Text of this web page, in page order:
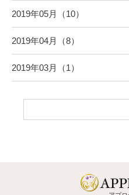
2019年05月（10）
2019年04月（8）
2019年03月（1）